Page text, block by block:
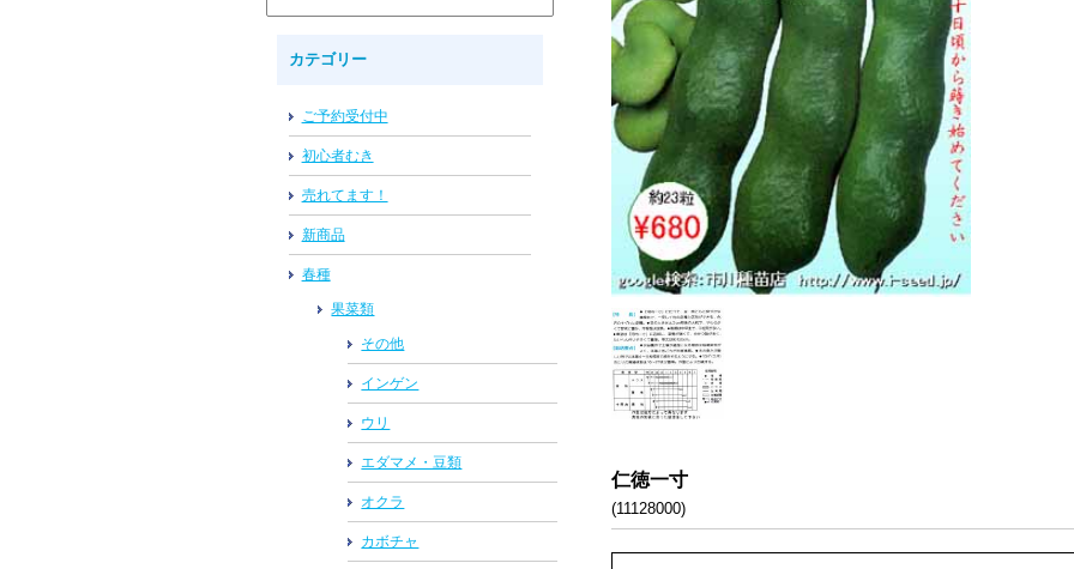
仁徳一寸
(11128000)
カテゴリー
ご予約受付中
初心者むき
売れてます！
新商品
春種
果菜類
その他
インゲン
ウリ
エダマメ・豆類
オクラ
カボチャ